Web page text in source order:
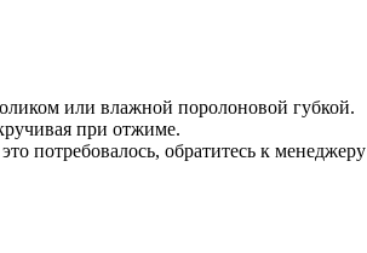
или влажной поролоновой губкой.
при отжиме.
потребовалось, обратитесь к